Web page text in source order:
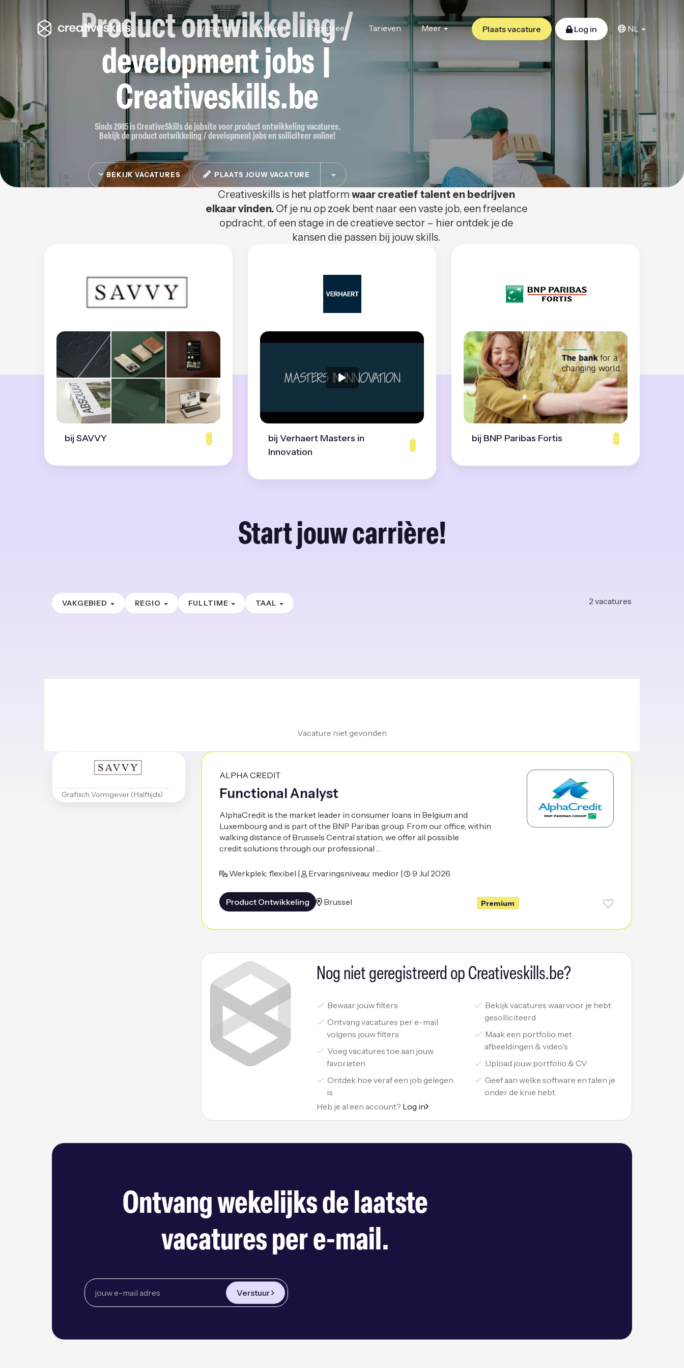
Vacatures Artikels Registreer Tarieven Meer Plaats vacature Log in NL
Product ontwikkeling /
development jobs |
Creativeskills.be
Sinds 2005 is CreativeSkills de jobsite voor product ontwikkeling vacatures.
Bekijk de product ontwikkeling / development jobs en solliciteer online!
BEKIJK VACATURES PLAATS JOUW VACATURE
Creativeskills is het platform waar creatief talent en bedrijven
elkaar vinden. Of je nu op zoek bent naar een vaste job, een freelance
opdracht, of een stage in de creatieve sector – hier ontdek je de
kansen die passen bij jouw skills.
bij SAVVY
bij Verhaert Masters in
Innovation
bij BNP Paribas Fortis
Start jouw carrière!
VAKGEBIED REGIO FULLTIME TAAL 2 vacatures
Vacature niet gevonden
Grafisch Vormgever (Halftijds)
ALPHA CREDIT
Functional Analyst
AlphaCredit is the market leader in consumer loans in Belgium and
Luxembourg and is part of the BNP Paribas group. From our office, within
walking distance of Brussels Central station, we offer all possible
credit solutions through our professional …
Werkplek: flexibel | Ervaringsniveau: medior | 9 Jul 2026
Product Ontwikkeling Brussel Premium
Nog niet geregistreerd op Creativeskills.be?
Bewaar jouw filters
Ontvang vacatures per e-mail
volgens jouw filters
Voeg vacatures toe aan jouw
favorieten
Ontdek hoe veraf een job gelegen
is
Bekijk vacatures waarvoor je hebt
gesolliciteerd
Maak een portfolio met
afbeeldingen & video's
Upload jouw portfolio & CV
Geef aan welke software en talen je
onder de knie hebt
Heb je al een account? Log in
Ontvang wekelijks de laatste
vacatures per e-mail.
Verstuur